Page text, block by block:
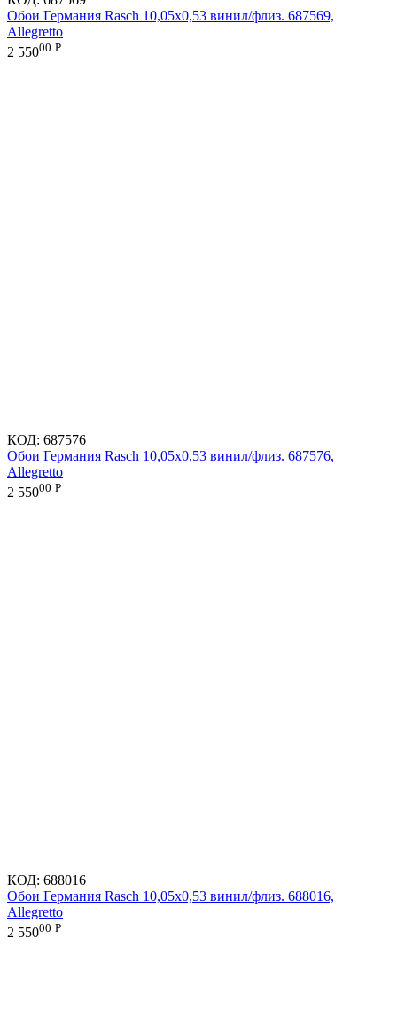
Обои Германия Rasch 10,05x0,53 винил/флиз. 687569,
Allegretto
2 55000 Р
КОД: 687576
Обои Германия Rasch 10,05x0,53 винил/флиз. 687576,
Allegretto
2 55000 Р
КОД: 688016
Обои Германия Rasch 10,05x0,53 винил/флиз. 688016,
Allegretto
2 55000 Р